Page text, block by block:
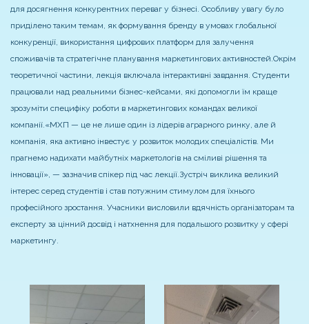
для досягнення конкурентних переваг у бізнесі. Особливу увагу було
приділено таким темам, як формування бренду в умовах глобальної
конкуренції, використання цифрових платформ для залучення
споживачів та стратегічне планування маркетингових активностей.Окрім
теоретичної частини, лекція включала інтерактивні завдання. Студенти
працювали над реальними бізнес-кейсами, які допомогли їм краще
зрозуміти специфіку роботи в маркетингових командах великої
компанії.«МХП — це не лише один із лідерів аграрного ринку, але й
компанія, яка активно інвестує у розвиток молодих спеціалістів. Ми
прагнемо надихати майбутніх маркетологів на сміливі рішення та
інновації», — зазначив спікер під час лекції.Зустріч виклика великий
інтерес серед студентів і став потужним стимулом для їхнього
професійного зростання. Учасники висловили вдячність організаторам та
експерту за цінний досвід і натхнення для подальшого розвитку у сфері
маркетингу.